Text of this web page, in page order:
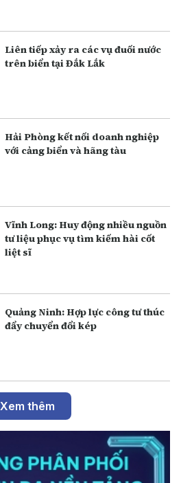
Liên tiếp xảy ra các vụ đuối nước
trên biển tại Đắk Lắk
Hải Phòng kết nối doanh nghiệp
với cảng biển và hãng tàu
Vĩnh Long: Huy động nhiều nguồn
tư liệu phục vụ tìm kiếm hài cốt
liệt sĩ
Quảng Ninh: Hợp lực công tư thúc
đẩy chuyển đổi kép
Xem thêm